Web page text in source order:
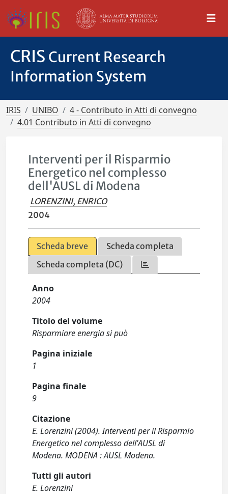
CRIS Current Research
Information System
IRIS UNIBO
4 - Contributo in Atti di convegno
4.01 Contributo in Atti di convegno
Interventi per il Risparmio
Energetico nel complesso
dell'AUSL di Modena
LORENZINI, ENRICO
2004
Scheda breve
Scheda completa
Scheda completa (DC)
Anno
2004
Titolo del volume
Risparmiare energia si può
Pagina iniziale
1
Pagina finale
9
Citazione
E. Lorenzini (2004). Interventi per il Risparmio
Energetico nel complesso dell'AUSL di
Modena. MODENA : AUSL Modena.
Tutti gli autori
E. Lorenzini